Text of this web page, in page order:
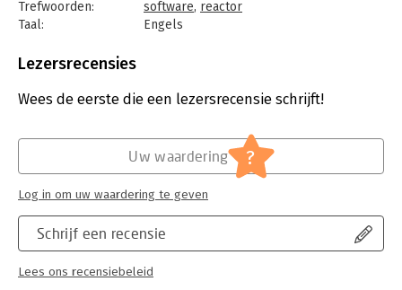
verification and validation, integration, and operation. This
publication also addresses safety classification, design,
as well as control systems.
The recommendations and guidance apply to both the design
and configuration management of instrumentation and control
the instrumentation and control systems to existing research
Trefwoorden:
software, reactor
Taal:
Engels
Aantal pagina's:
Verschijningsdatum:
1-6-2015
IT-management / ICT
IAEA Safety Standards Series
Lezersrecensies
Wees de eerste die een lezersrecensie schrijft!
Schrijf een recensie
Lees ons recensiebeleid
Uw waardering ?
Log in om uw waardering te geven